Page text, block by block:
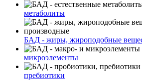
метаболиты
БАД - жиры, жироподобные
микроэлементы
пребиотики